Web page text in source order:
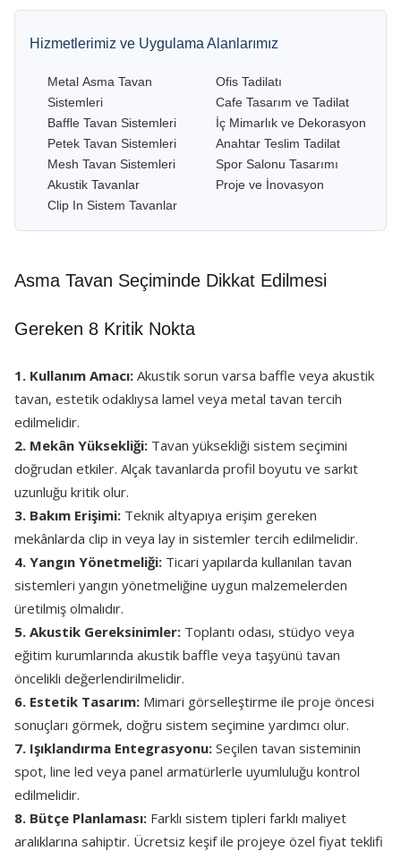
Hizmetlerimiz ve Uygulama Alanlarımız
Metal Asma Tavan
Sistemleri
Baffle Tavan Sistemleri
Petek Tavan Sistemleri
Mesh Tavan Sistemleri
Akustik Tavanlar
Clip In Sistem Tavanlar
Ofis Tadilatı
Cafe Tasarım ve Tadilat
İç Mimarlık ve Dekorasyon
Anahtar Teslim Tadilat
Spor Salonu Tasarımı
Proje ve İnovasyon
Asma Tavan Seçiminde Dikkat Edilmesi
Gereken 8 Kritik Nokta
1. Kullanım Amacı: Akustik sorun varsa baffle veya akustik
tavan, estetik odaklıysa lamel veya metal tavan tercih
edilmelidir.
2. Mekân Yüksekliği: Tavan yüksekliği sistem seçimini
doğrudan etkiler. Alçak tavanlarda profil boyutu ve sarkıt
uzunluğu kritik olur.
3. Bakım Erişimi: Teknik altyapıya erişim gereken
mekânlarda clip in veya lay in sistemler tercih edilmelidir.
4. Yangın Yönetmeliği: Ticari yapılarda kullanılan tavan
sistemleri yangın yönetmeliğine uygun malzemelerden
üretilmiş olmalıdır.
5. Akustik Gereksinimler: Toplantı odası, stüdyo veya
eğitim kurumlarında akustik baffle veya taşyünü tavan
öncelikli değerlendirilmelidir.
6. Estetik Tasarım: Mimari görselleştirme ile proje öncesi
sonuçları görmek, doğru sistem seçimine yardımcı olur.
7. Işıklandırma Entegrasyonu: Seçilen tavan sisteminin
spot, line led veya panel armatürlerle uyumluluğu kontrol
edilmelidir.
8. Bütçe Planlaması: Farklı sistem tipleri farklı maliyet
aralıklarına sahiptir. Ücretsiz keşif ile projeye özel fiyat teklifi